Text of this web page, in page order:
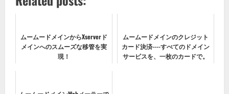
ムームードメインからXserverド
メインへのスムーズな移管を実
現！
ムームードメインのクレジット
カード決済----すべてのドメイン
サービスを、一枚のカードで。